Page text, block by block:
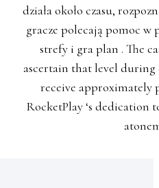
działa około czasu,
gracze polecają pomoc
strefy i gra plan . The
ascertain that level
receive approximately
RocketPlay ‘s dedication